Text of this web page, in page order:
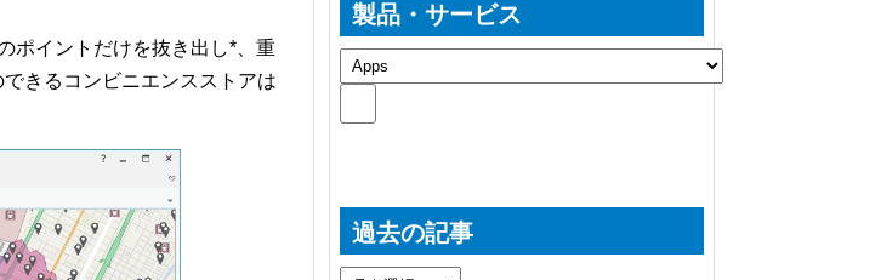
ポイントだけを抜き出し*、重
きるコンビニエンスストアは
製品・サービス
過去の記事